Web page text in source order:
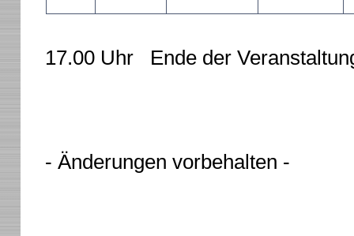
17.00 Uhr Ende der
- Änderungen vorbehalten -